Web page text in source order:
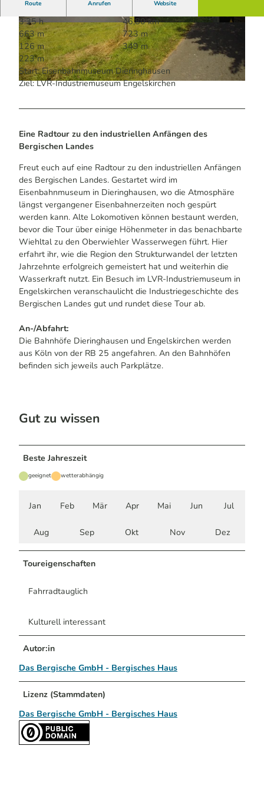
© RadRegionRheinland e.V.
© RadRegionRheinland e.V. © RadRegionRheinland e.V.
Route Anrufen Website
3:35 h
46,80 km
663 m
723 m
126 m
349 m
223 m
Start: Eisenbahnmuseum Dieringhausen
Ziel: LVR-Industriemuseum Engelskirchen
Eine Radtour zu den industriellen Anfängen des
Bergischen Landes
Freut euch auf eine Radtour zu den industriellen Anfängen
des Bergischen Landes. Gestartet wird im
Eisenbahnmuseum in Dieringhausen, wo die Atmosphäre
längst vergangener Eisenbahnerzeiten noch gespürt
werden kann. Alte Lokomotiven können bestaunt werden,
bevor die Tour über einige Höhenmeter in das benachbarte
Wiehltal zu den Oberwiehler Wasserwegen führt. Hier
erfahrt ihr, wie die Region den Strukturwandel der letzten
Jahrzehnte erfolgreich gemeistert hat und weiterhin die
Wasserkraft nutzt. Ein Besuch im LVR-Industriemuseum in
Engelskirchen veranschaulicht die Industriegeschichte des
Bergischen Landes gut und rundet diese Tour ab.
An-/Abfahrt:
Die Bahnhöfe Dieringhausen und Engelskirchen werden
aus Köln von der RB 25 angefahren. An den Bahnhöfen
befinden sich jeweils auch Parkplätze.
Gut zu wissen
Beste Jahreszeit
geeignet wetterabhängig
Jan Feb Mär Apr Mai Jun Jul
Aug Sep Okt Nov Dez
Toureigenschaften
Fahrradtauglich
Kulturell interessant
Autor:in
Das Bergische GmbH - Bergisches Haus
Lizenz (Stammdaten)
Das Bergische GmbH - Bergisches Haus